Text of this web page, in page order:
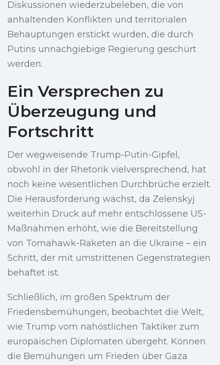
Diskussionen wiederzubeleben, die von
anhaltenden Konflikten und territorialen
Behauptungen erstickt wurden, die durch
Putins unnachgiebige Regierung geschürt
werden.
Ein Versprechen zu
Überzeugung und
Fortschritt
Der wegweisende Trump-Putin-Gipfel,
obwohl in der Rhetorik vielversprechend, hat
noch keine wesentlichen Durchbrüche erzielt.
Die Herausforderung wächst, da Zelenskyj
weiterhin Druck auf mehr entschlossene US-
Maßnahmen erhöht, wie die Bereitstellung
von Tomahawk-Raketen an die Ukraine – ein
Schritt, der mit umstrittenen Gegenstrategien
behaftet ist.
Schließlich, im großen Spektrum der
Friedensbemühungen, beobachtet die Welt,
wie Trump vom nahöstlichen Taktiker zum
europäischen Diplomaten übergeht. Können
die Bemühungen um Frieden über Gaza